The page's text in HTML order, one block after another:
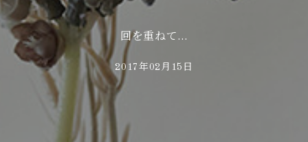
回を重ねて…
2017年02月15日